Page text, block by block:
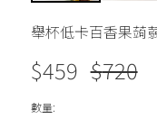
舉杯低卡百香果蒟
$459 $720
數量: